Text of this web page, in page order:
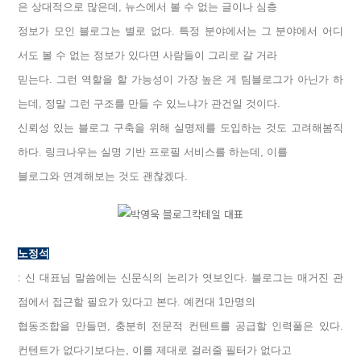
은 상대적으로 많은데, 뉴스에서 볼 수 없는 글이나 심층
정보가 모인 블로그는 별로 없다. 특정 분야에서는 그 분야에서 어디
서도 볼 수 없는 정보가 있다면 사람들이 그리로 갈 거라
믿는다. 그런 역할을 할 가능성이 가장 높은 게 팀블로그가 아닌가 하
는데, 정말 그런 구조를 만들 수 있느냐가 관건일 것이다.
신뢰성 있는 블로그 구축을 위해 실명제를 도입하는 것도 고려해봄직
하다. 링크나우는 실명 기반 프로필 서비스를 하는데, 이를
블로그와 연계해보는 것도 괜찮겠다.
노정석
: 신 대표님 말씀에는 신문식의 논리가 엿보인다. 블로그는 매거진 관
점에서 접근할 필요가 있다고 본다. 예컨대 1만명의
협동조합을 만들면, 충분히 전문적 컨텐트를 공급할 인력풀은 있다.
컨텐트가 없다기보다는, 이를 제대로 걸러줄 필터가 없다고